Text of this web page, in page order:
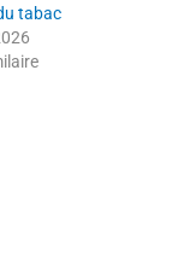
tabac